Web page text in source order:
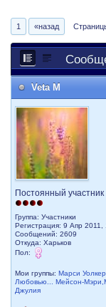
1 «назад
Veta M
Постоянный участник
Группа: Участники
Регистрация: 9 Апр 2011,
Сообщений: 2609
Откуда: Харьков
Пол:
Мои группы:Марси Уолкер
Любовью... Мейсон-
Джулия